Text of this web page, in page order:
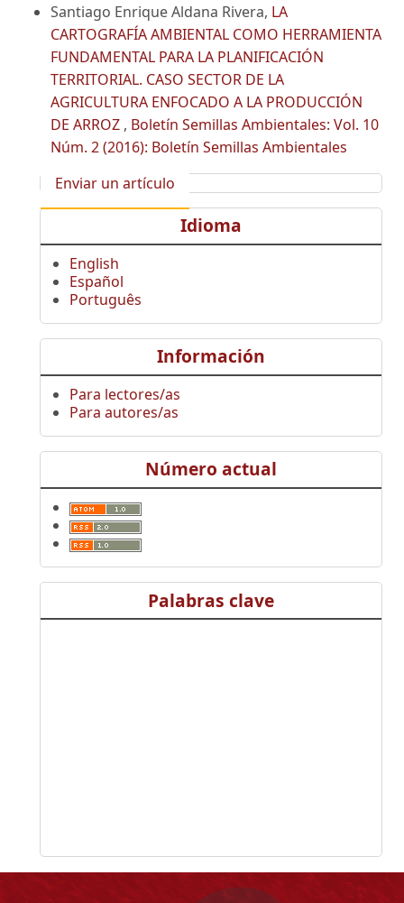
Santiago Enrique Aldana Rivera, LA
CARTOGRAFÍA AMBIENTAL COMO HERRAMIENTA
FUNDAMENTAL PARA LA PLANIFICACIÓN
TERRITORIAL. CASO SECTOR DE LA
AGRICULTURA ENFOCADO A LA PRODUCCIÓN
DE ARROZ , Boletín Semillas Ambientales: Vol. 10
Núm. 2 (2016): Boletín Semillas Ambientales
Enviar un artículo
Idioma
English
Español
Português
Información
Para lectores/as
Para autores/as
Número actual
Palabras clave